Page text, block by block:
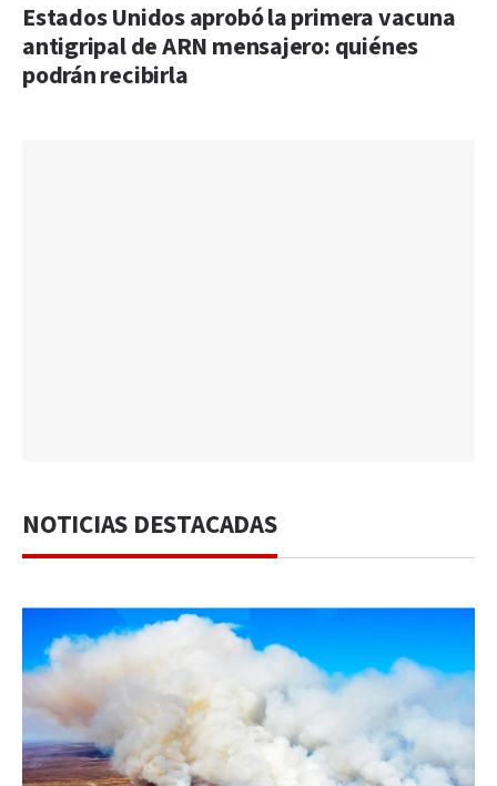
Estados Unidos aprobó la primera vacuna
antigripal de ARN mensajero: quiénes
podrán recibirla
NOTICIAS DESTACADAS